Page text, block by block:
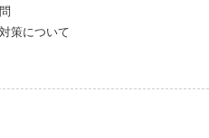
策について